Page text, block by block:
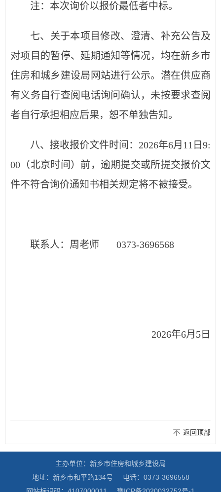
注：本次询价以报价最低者中标。
七、关于本项目修改、澄清、补充公告及
对项目的暂停、延期通知等情况，均在新乡市
住房和城乡建设局网站进行公示。潜在供应商
有义务自行查阅电话询问确认，未按要求查阅
者自行承担相应后果，恕不单独告知。
八、接收报价文件时间：2026年6月11日9:
00（北京时间）前，逾期提交或所提交报价文
件不符合询价通知书相关规定将不被接受。
联系人：周老师 0373-3696568
2026年6月5日
返回顶部
主办单位：新乡市住房和城乡建设局
地址：新乡市和平路134号
电话：0373-3696558